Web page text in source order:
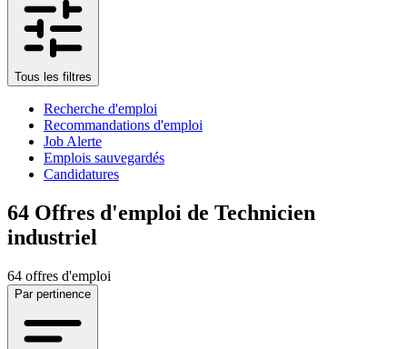
Tous les filtres
Recherche d'emploi
Recommandations d'emploi
Job Alerte
Emplois sauvegardés
Candidatures
64 Offres d'emploi de Technicien
industriel
64 offres d'emploi
Par pertinence